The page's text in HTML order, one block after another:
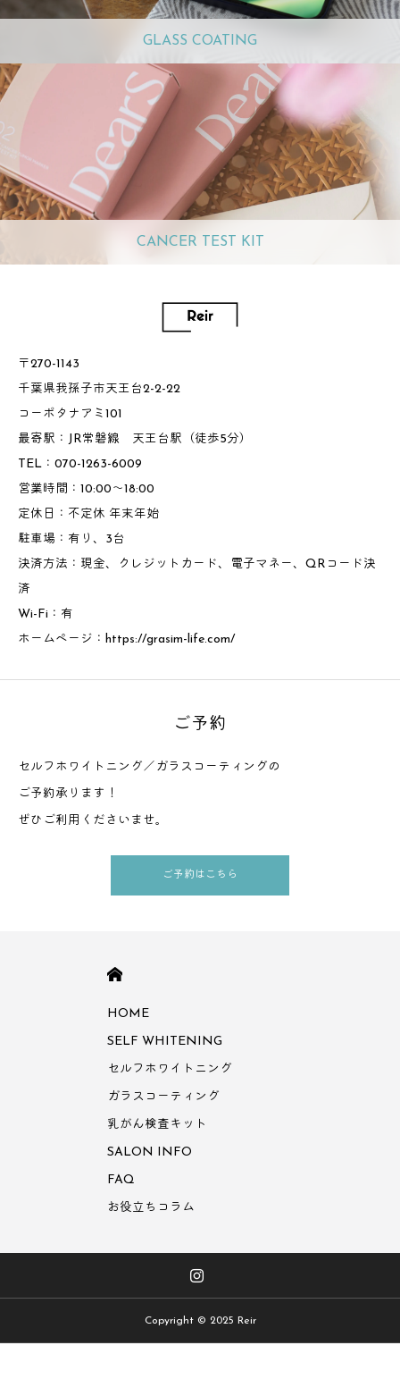
GLASS COATING
CANCER TEST KIT
〒270-1143
千葉県我孫子市天王台2-2-22
コーポタナアミ101
最寄駅：JR常磐線 天王台駅（徒歩5分）
TEL：070-1263-6009
営業時間：10:00～18:00
定休日：不定休 年末年始
駐車場：有り、3台
決済方法：現金、クレジットカード、電子マネー、QRコード決
済
Wi-Fi：有
ホームページ： https://grasim-life.com/
ご予約
セルフホワイトニング／ガラスコーティングの
ご予約承ります！
ぜひご利用くださいませ。
ご予約はこちら
HOME
SELF WHITENING
セルフホワイトニング
ガラスコーティング
乳がん検査キット
SALON INFO
FAQ
お役立ちコラム
Copyright © 2025 Reir